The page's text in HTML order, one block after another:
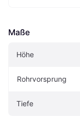
Maße
Höhe
Rohrvorsprung
Tiefe